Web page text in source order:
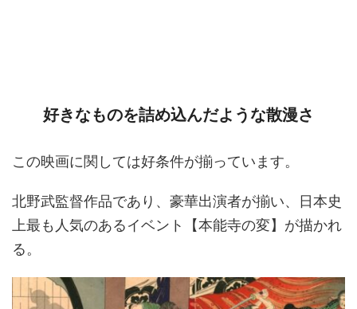
好きなものを詰め込んだような散漫さ
この映画に関しては好条件が揃っています。
北野武監督作品であり、豪華出演者が揃い、日本史
上最も人気のあるイベント【本能寺の変】が描かれ
る。